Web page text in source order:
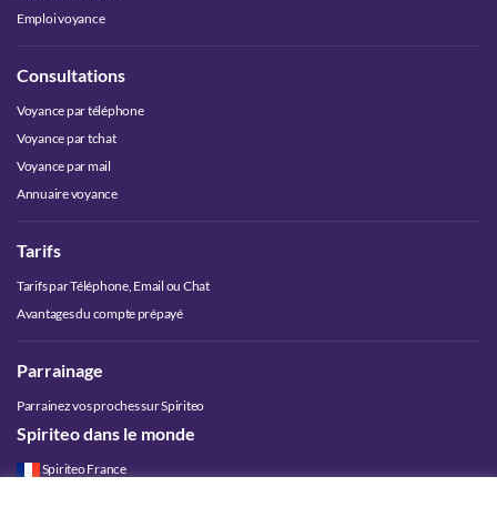
Emploi voyance
Consultations
Voyance par téléphone
Voyance par tchat
Voyance par mail
Annuaire voyance
Tarifs
Tarifs par Téléphone, Email ou Chat
Avantages du compte prépayé
Parrainage
Parrainez vos proches sur Spiriteo
Spiriteo dans le monde
Spiriteo France